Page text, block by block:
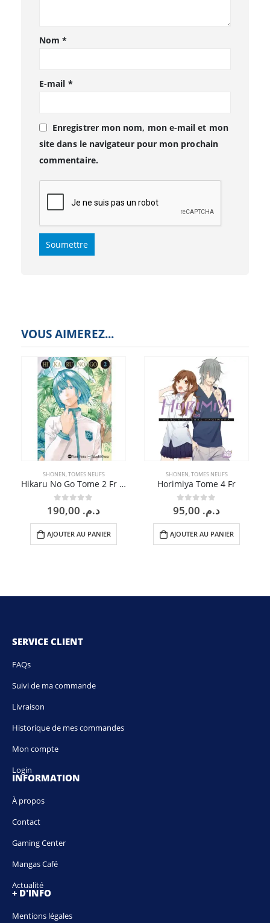
Nom*
E-mail *
Enregistrer mon nom, mon e-mail et mon
site dans le navigateur pour mon prochain
commentaire.
VOUS AIMEREZ...
SHONEN,TOMES NEUFS
Hikaru No Go Tome 2 Fr Edition Deluxe
0sur 5د.م.
AJOUTER AU PANIER
SHONEN,TOMES NEUFS
Horimiya Tome 4 Fr
0sur 5د.م.
AJOUTER AU PANIER
SERVICE CLIENT
FAQs
Suivi de ma commande
Livraison
Historique de mes commandes
Mon compte
Login
INFORMATION
À propos
Contact
Gaming Center
Mangas Café
Actualité
+ D'INFO
Mentions légales